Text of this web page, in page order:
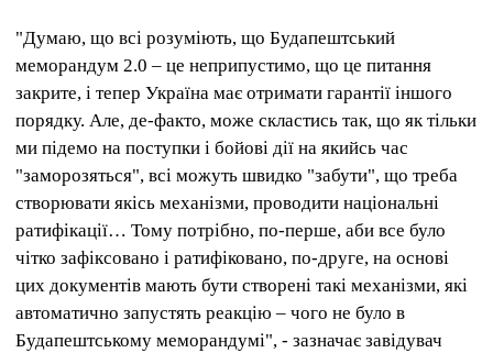
"Думаю, що всі розуміють, що Будапештський
меморандум 2.0 – це неприпустимо, що це питання
закрите, і тепер Україна має отримати гарантії іншого
порядку. Але, де-факто, може скластись так, що як тільки
ми підемо на поступки і бойові дії на якийсь час
"заморозяться", всі можуть швидко "забути", що треба
створювати якісь механізми, проводити національні
ратифікації… Тому потрібно, по-перше, аби все було
чітко зафіксовано і ратифіковано, по-друге, на основі
цих документів мають бути створені такі механізми, які
автоматично запустять реакцію – чого не було в
Будапештському меморандумі", - зазначає завідувач